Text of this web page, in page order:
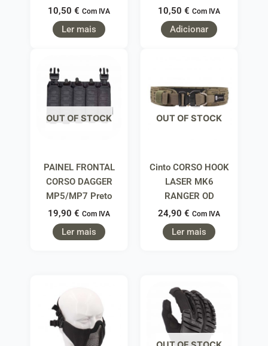
10,50 € Com IVA
Ler mais
10,50 € Com IVA
Adicionar
OUT OF STOCK
PAINEL FRONTAL
CORSO DAGGER
MP5/MP7 Preto
19,90 € Com IVA
Ler mais
OUT OF STOCK
Cinto CORSO HOOK
LASER MK6
RANGER OD
24,90 € Com IVA
Ler mais